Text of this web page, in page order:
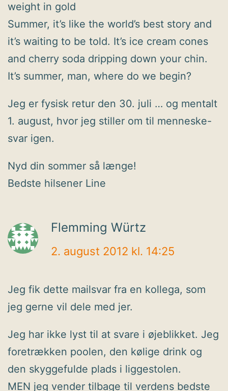
weight in gold
Summer, it’s like the world’s best story and
it’s waiting to be told. It’s ice cream cones
and cherry soda dripping down your chin.
It’s summer, man, where do we begin?
Jeg er fysisk retur den 30. juli … og mentalt
1. august, hvor jeg stiller om til menneske-
svar igen.
Nyd din sommer så længe!
Bedste hilsener Line
Flemming Würtz
2. august 2012 kl. 14:25
Jeg fik dette mailsvar fra en kollega, som
jeg gerne vil dele med jer.
Jeg har ikke lyst til at svare i øjeblikket. Jeg
foretrækken poolen, den kølige drink og
den skyggefulde plads i liggestolen.
MEN jeg vender tilbage til verdens bedste